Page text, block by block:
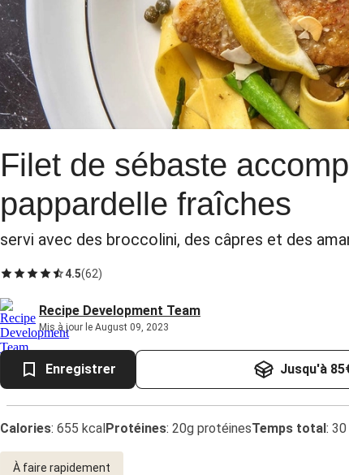
Filet de sébaste
pappardelle fraîches
servi avec des broccolini, des câpres et des
4.5(62)
Recipe Development Team
Mis à jour le August 09, 2023
Enregistrer Jusqu'à
Calories: 655 kcalProtéines: 20g protéinesTemps total: 30
À faire rapidement